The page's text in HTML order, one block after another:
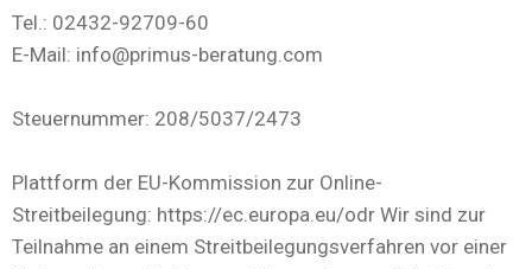
Tel.: 02432-92709-60
E-Mail: info@primus-beratung.com
Steuernummer: 208/5037/2473
Plattform der EU-Kommission zur Online-
Streitbeilegung: https://ec.europa.eu/odr Wir sind zur
Teilnahme an einem Streitbeilegungsverfahren vor einer